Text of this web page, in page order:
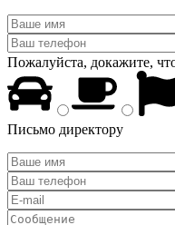
Пожалуйста, докажите,
Письмо директору